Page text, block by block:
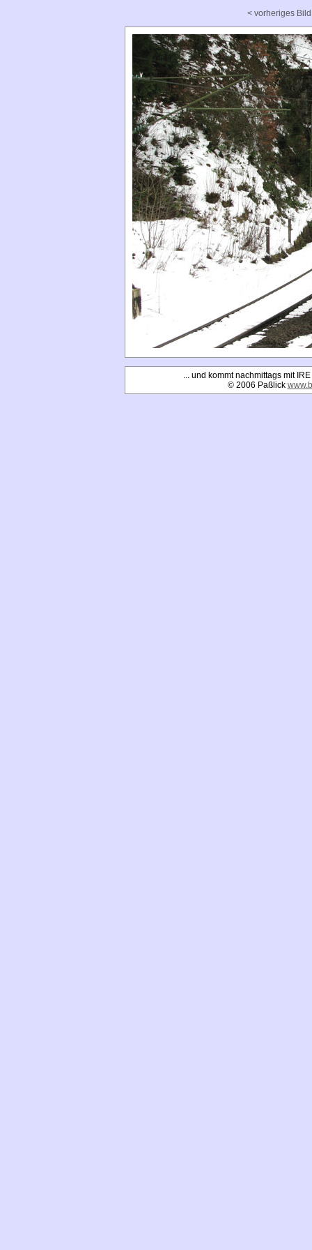
< vorheriges Bild
... und kommt nachmittags mit
© 2006 Paßlick